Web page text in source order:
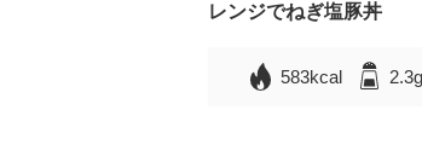
レンジでねぎ塩豚丼
583kcal 2.3g